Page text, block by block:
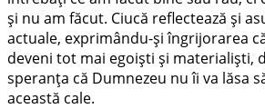
și nu am făcut. Ciucă reflectează și
actuale, exprimându-și îngrijorarea
deveni tot mai egoiști și materialiști,
speranța că Dumnezeu nu îi va lăsa
această cale.